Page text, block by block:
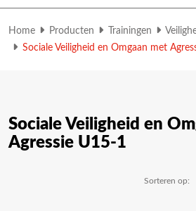
Home Producten Trainingen
Sociale Veiligheid en Omgaan met
Sociale Veiligheid en
Agressie U15-1
Sorteren op: